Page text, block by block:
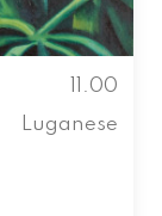
11.00
Luganese